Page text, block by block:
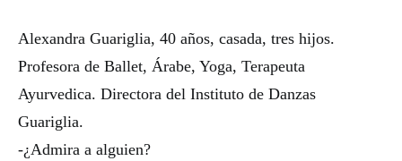
Alexandra Guariglia, 40 años, casada, tres hijos.
Profesora de Ballet, Árabe, Yoga, Terapeuta
Ayurvedica. Directora del Instituto de Danzas
Guariglia.
-¿Admira a alguien?